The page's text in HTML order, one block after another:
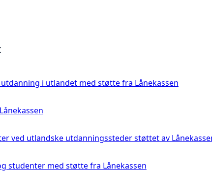
i utlandet med støtte fra Lånekassen
ved utlandske utdanningssteder støttet av
studenter med støtte fra Lånekassen